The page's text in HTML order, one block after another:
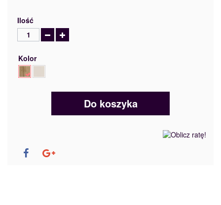
Ilość
Do koszyka